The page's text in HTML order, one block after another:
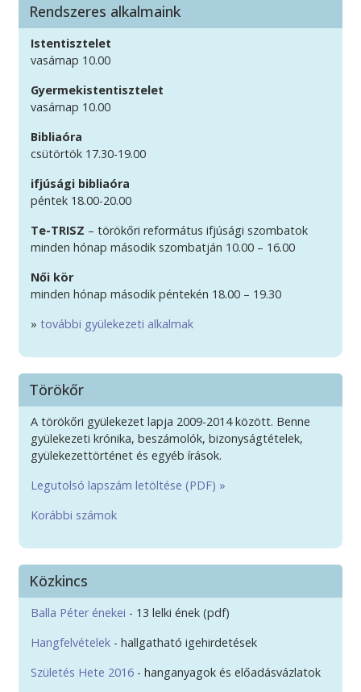
Rendszeres alkalmaink
Istentisztelet
vasárnap 10.00
Gyermekistentisztelet
vasárnap 10.00
Bibliaóra
csütörtök 17.30-19.00
ifjúsági bibliaóra
péntek 18.00-20.00
Te-TRISZ – törökőri református ifjúsági szombatok
minden hónap második szombatján 10.00 – 16.00
Női kör
minden hónap második péntekén 18.00 – 19.30
» további gyülekezeti alkalmak
Törökőr
A törökőri gyülekezet lapja 2009-2014 között. Benne
gyülekezeti krónika, beszámolók, bizonyságtételek,
gyülekezettörténet és egyéb írások.
Legutolsó lapszám letöltése (PDF) »
Korábbi számok
Közkincs
Balla Péter énekei - 13 lelki ének (pdf)
Hangfelvételek - hallgatható igehirdetések
Születés Hete 2016 - hanganyagok és előadásvázlatok